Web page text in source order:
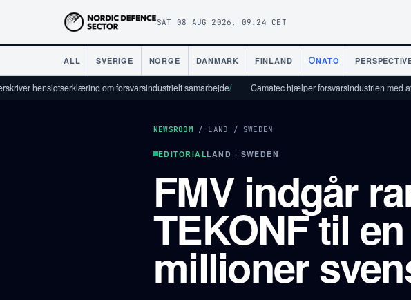
SAT 08 AUG 2026, 09:24 CET
ALL SVERIGE NORGE DANMARK FINLAND NATO
om forsvarsindustrielt samarbejde/ Camatec hjælper forsvarsindustrien med at skalere
NEWSROOM / LAND / SWEDEN
EDITORIALLAND · SWEDEN
FMV indgår
TEKONF til
millioner